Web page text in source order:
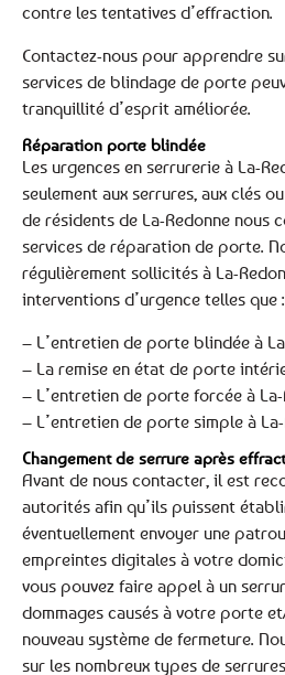
contre les tentatives d’effraction.
Contactez-nous pour apprendre
services de blindage de porte
tranquillité d’esprit améliorée.
Réparation porte blindée
Les urgences en serrurerie à La-
seulement aux serrures, aux clés
de résidents de La-Redonne nous
services de réparation de porte.
régulièrement sollicités à La-
interventions d’urgence telles que :
– L’entretien de porte blindée à
– La remise en état de porte
– L’entretien de porte forcée à La-
– L’entretien de porte simple à La-
Changement de serrure après
Avant de nous contacter, il est
autorités afin qu’ils puissent
éventuellement envoyer une
empreintes digitales à votre
vous pouvez faire appel à un
dommages causés à votre porte
nouveau système de fermeture.
sur les nombreux types de